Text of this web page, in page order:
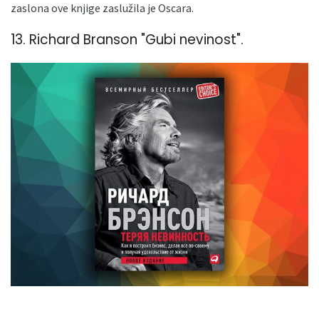
zaslona ove knjige zaslužila je Oscara.
13. Richard Branson "Gubi nevinost".